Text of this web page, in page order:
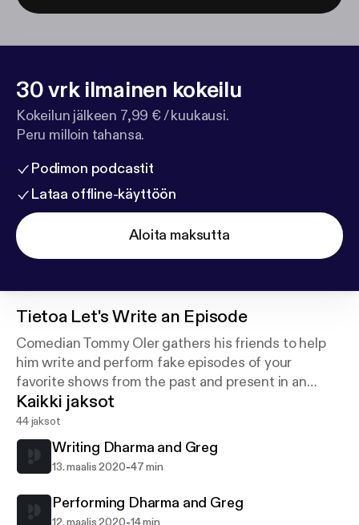
30 vrk ilmainen kokeilu
Kokeilun jälkeen 7,99 € / kuukausi.
Peru milloin tahansa.
Podimon podcastit
Lataa offline-käyttöön
Aloita maksutta
Tietoa Let's Write an Episode
Comedian Tommy Oler gathers his friends to help
him write and perform fake episodes of your
favorite shows from the past and present in an
audio drama style.
Kaikki jaksot
44 jaksot
Writing Dharma and Greg
13. maalis 2020-47 min
Performing Dharma and Greg
12. maalis 2020 14 min